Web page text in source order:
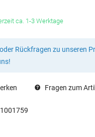
ca. 1-3 Werktage
Rückfragen zu unseren
Fragen zum
1001759